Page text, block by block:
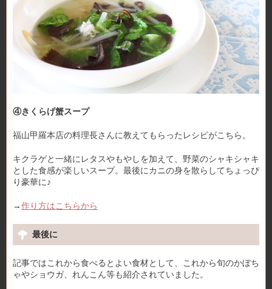
④きくらげ蟹スープ
福山甲羅本店の料理長さんに教えてもらったレシピがこちら。
キクラゲと一緒にレタスやもやしを加えて、野菜のシャキシャキ
とした食感が楽しいスープ。最後にカニの身を散らしてちょっぴ
り豪華に♪
→作り方はこちらから
最後に
記事ではこれから食べるとよい食材として、これから旬のかぼち
ゃやショウガ、れんこん等も紹介されていました。